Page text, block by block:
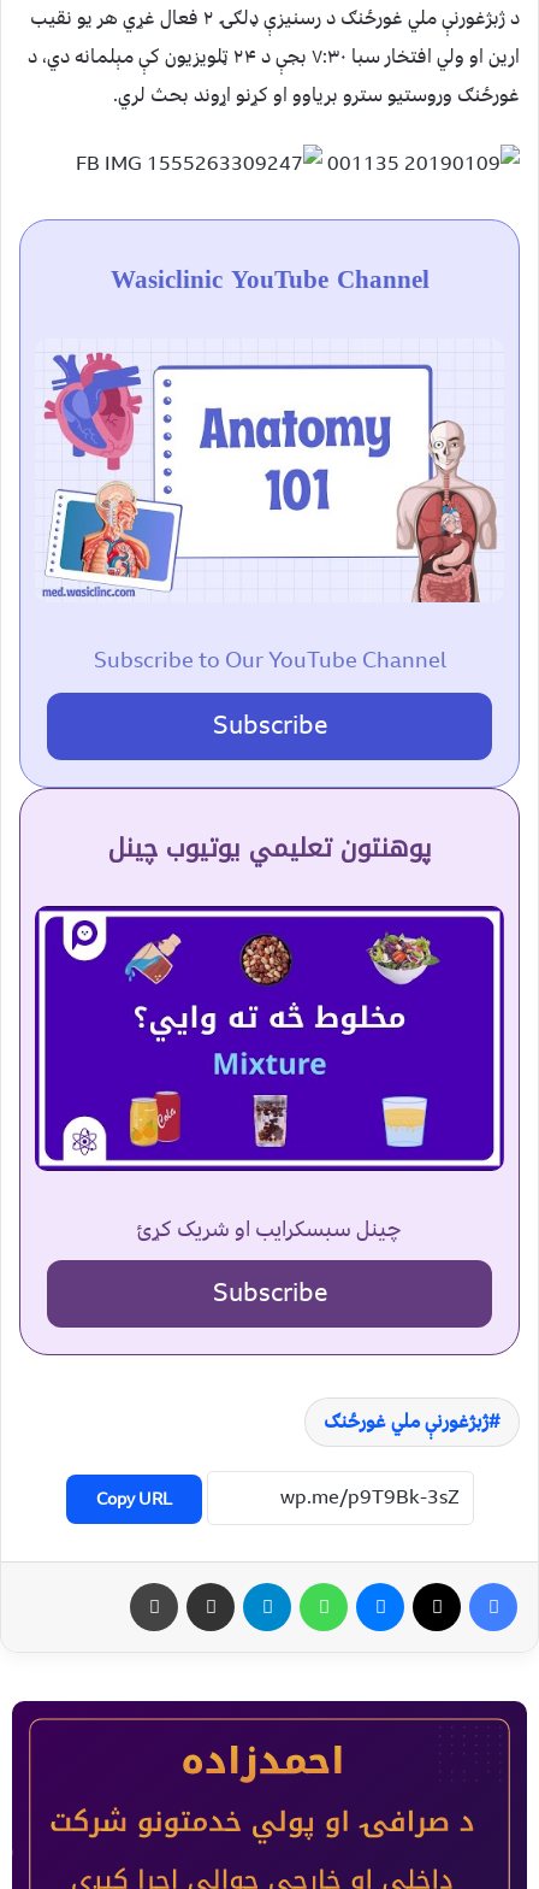
د ژبژغورنې ملي غورځنګ د رسنیزې ډلګۍ ۲ فعال غړي هر یو نقیب
ارین او ولي افتخار سبا ۷:۳۰ بجې د ۲۴ ټلویزیون کې مېلمانه دي، د
غورځنګ وروستیو سترو بریاوو او کړنو اړوند بحث لري.
Wasiclinic YouTube Channel
Subscribe to Our YouTube Channel
Subscribe
پوهنتون تعلیمي یوتیوب چینل
چینل سبسکرایب او شریک کړئ
Subscribe
ژبژغورنې ملي غورځنګ
Copy URL